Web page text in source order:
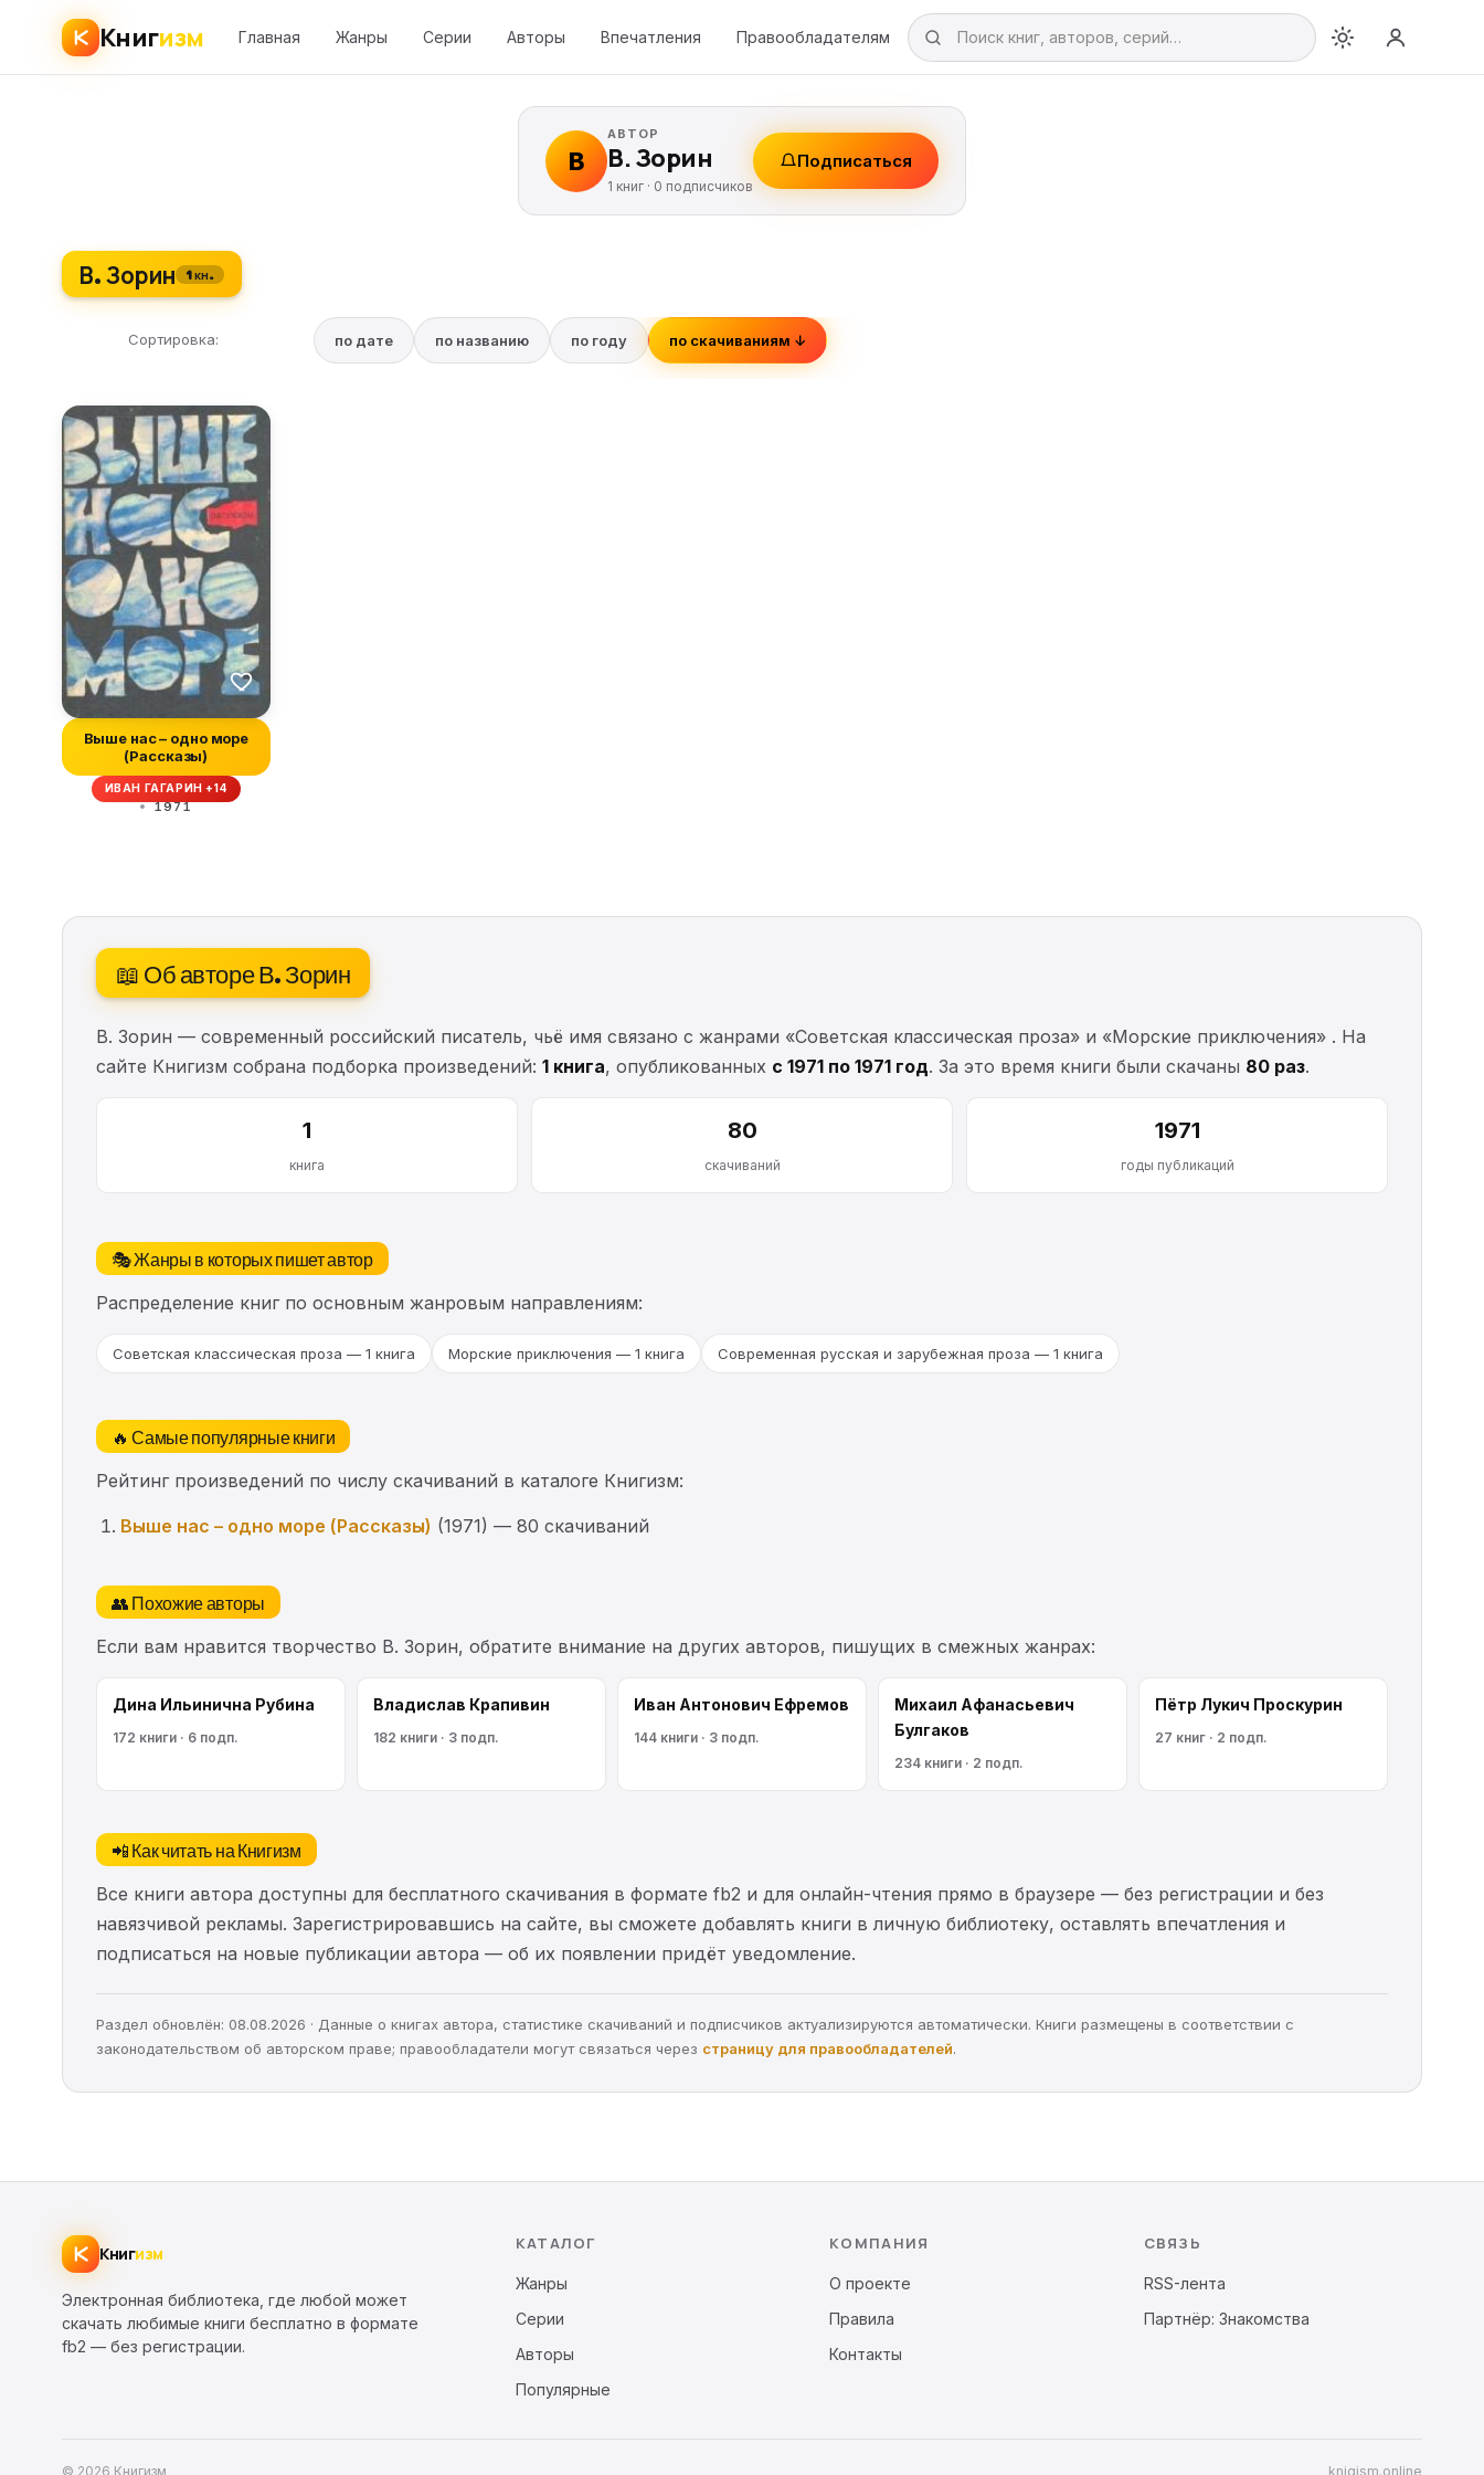
Книгизм Главная Жанры Серии Авторы Впечатления Правообладателям
В
АВТОР
В. Зорин
1 книг · 0 подписчиков
Подписаться
В. Зорин 1 кн.
Сортировка: по дате по названию по году по скачиваниям ↓
Выше нас – одно море
(Рассказы)
ИВАН ГАГАРИН +14
1971
📖 Об авторе В. Зорин
В. Зорин — современный российский писатель, чьё имя связано с жанрами «Советская классическая проза» и «Морские приключения» . На
сайте Книгизм собрана подборка произведений: 1 книга, опубликованных с 1971 по 1971 год. За это время книги были скачаны 80 раз.
1
книга
80
скачиваний
1971
годы публикаций
🎭 Жанры в которых пишет автор
Распределение книг по основным жанровым направлениям:
Советская классическая проза — 1 книга Морские приключения — 1 книга Современная русская и зарубежная проза — 1 книга
🔥 Самые популярные книги
Рейтинг произведений по числу скачиваний в каталоге Книгизм:
Выше нас – одно море (Рассказы) (1971) — 80 скачиваний
👥 Похожие авторы
Если вам нравится творчество В. Зорин, обратите внимание на других авторов, пишущих в смежных жанрах:
Дина Ильинична Рубина
172 книги · 6 подп.
Владислав Крапивин
182 книги · 3 подп.
Иван Антонович Ефремов
144 книги · 3 подп.
Михаил Афанасьевич
Булгаков
234 книги · 2 подп.
Пётр Лукич Проскурин
27 книг · 2 подп.
📲 Как читать на Книгизм
Все книги автора доступны для бесплатного скачивания в формате fb2 и для онлайн-чтения прямо в браузере — без регистрации и без
навязчивой рекламы. Зарегистрировавшись на сайте, вы сможете добавлять книги в личную библиотеку, оставлять впечатления и
подписаться на новые публикации автора — об их появлении придёт уведомление.
Раздел обновлён: 08.08.2026 · Данные о книгах автора, статистике скачиваний и подписчиков актуализируются автоматически. Книги размещены в соответствии с
законодательством об авторском праве; правообладатели могут связаться через страницу для правообладателей.
Книгизм
Электронная библиотека, где любой может
скачать любимые книги бесплатно в формате
fb2 — без регистрации.
КАТАЛОГ
Жанры
Серии
Авторы
Популярные
КОМПАНИЯ
О проекте
Правила
Контакты
СВЯЗЬ
RSS-лента
Партнёр: Знакомства
© 2026 Книгизм knigism.online